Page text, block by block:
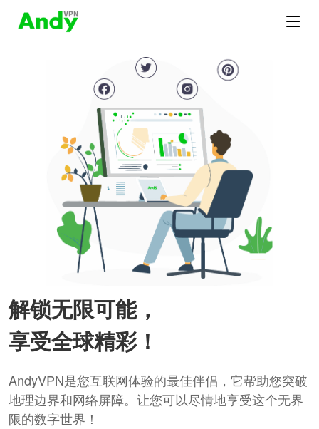
解锁无限可能，
享受全球精彩！
AndyVPN是您互联网体验的最佳伴侣，它帮助您突破
地理边界和网络屏障。让您可以尽情地享受这个无界
限的数字世界！